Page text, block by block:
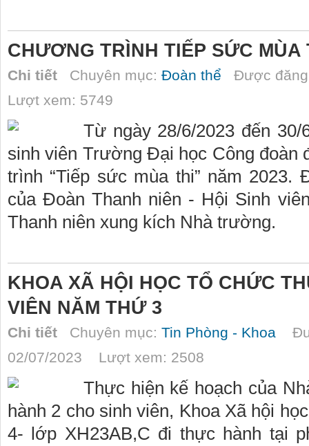
CHƯƠNG TRÌNH TIẾP SỨC MÙA
Chi tiết Chuyên mục: Đoàn thể Được
Lượt xem: 5749
Từ ngày 28/6/2023 đến
sinh viên Trường Đại học Công đoàn
trình “Tiếp sức mùa thi” năm 2023.
của Đoàn Thanh niên - Hội Sinh
Thanh niên xung kích Nhà trường.
KHOA XÃ HỘI HỌC TỔ CHỨC
VIÊN NĂM THỨ 3
Chi tiết Chuyên mục: Tin Phòng - Khoa
02/07/2023 Lượt xem: 2508
Thực hiện kế hoạch của
hành 2 cho sinh viên, Khoa Xã hội
4- lớp XH23AB,C đi thực hành tại